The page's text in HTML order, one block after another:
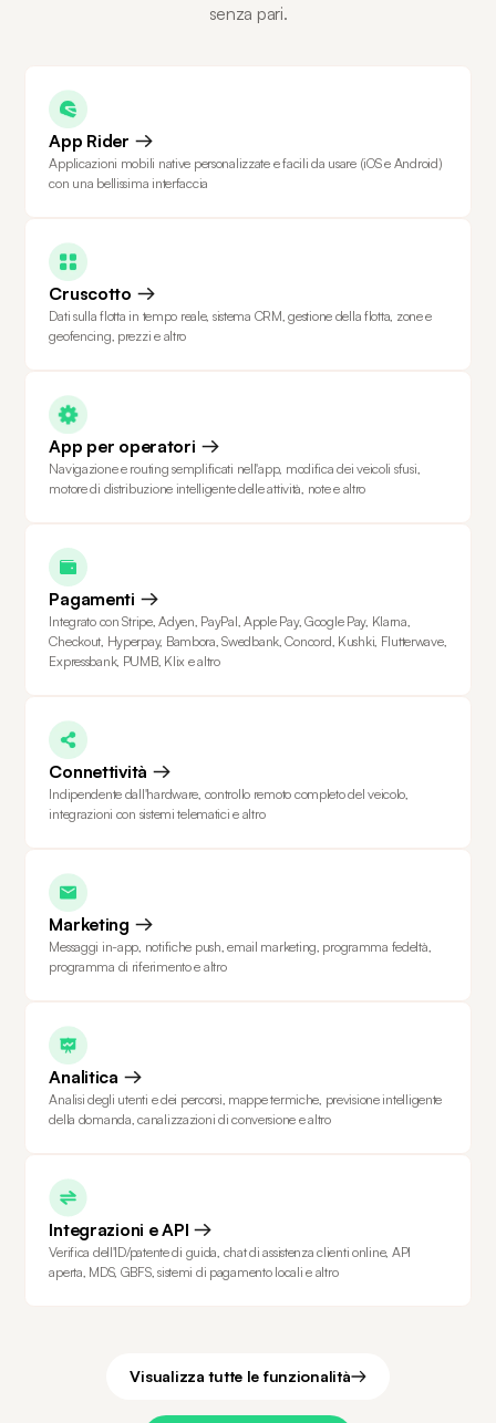
senza pari.
App Rider
Applicazioni mobili native personalizzate e facili da usare (iOS e Android)
con una bellissima interfaccia
Cruscotto
Dati sulla flotta in tempo reale, sistema CRM, gestione della flotta, zone e
geofencing, prezzi e altro
App per operatori
Navigazione e routing semplificati nell'app, modifica dei veicoli sfusi,
motore di distribuzione intelligente delle attività, note e altro
Pagamenti
Integrato con Stripe, Adyen, PayPal, Apple Pay, Google Pay, Klarna,
Checkout, Hyperpay, Bambora, Swedbank, Concord, Kushki, Flutterwave,
Expressbank, PUMB, Klix e altro
Connettività
Indipendente dall'hardware, controllo remoto completo del veicolo,
integrazioni con sistemi telematici e altro
Marketing
Messaggi in-app, notifiche push, email marketing, programma fedeltà,
programma di riferimento e altro
Analitica
Analisi degli utenti e dei percorsi, mappe termiche, previsione intelligente
della domanda, canalizzazioni di conversione e altro
Integrazioni e API
Verifica dell'ID/patente di guida, chat di assistenza clienti online, API
aperta, MDS, GBFS, sistemi di pagamento locali e altro
Visualizza tutte le funzionalità